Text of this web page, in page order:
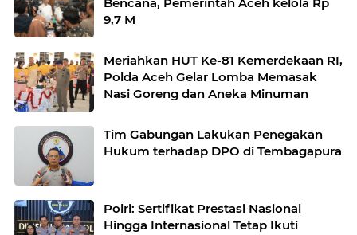
9,7 M
Meriahkan HUT Ke-81 Kemerdekaan RI,
Polda Aceh Gelar Lomba Memasak
Nasi Goreng dan Aneka Minuman
Tim Gabungan Lakukan Penegakan
Hukum terhadap DPO di Tembagapura
Polri: Sertifikat Prestasi Nasional
Hingga Internasional Tetap Ikuti